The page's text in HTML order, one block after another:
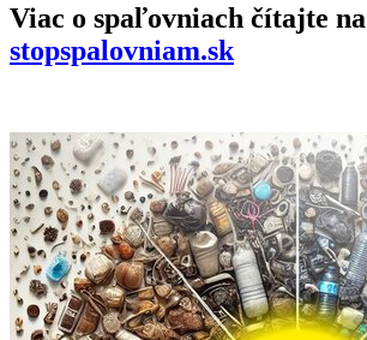
Viac o spaľovniach čítajte na
stopspalovniam.sk